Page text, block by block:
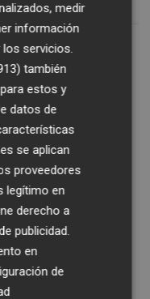
medir
información
servicios.
también
estos y
datos de
se aplican
proveedores
legítimo en
derecho a
publicidad
en
de